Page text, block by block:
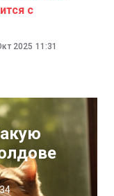
с
2025 11:31